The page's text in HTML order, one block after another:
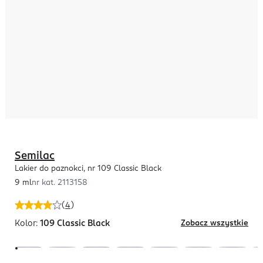
(4 )
Semilac
Lakier do paznokci, nr 109 Classic Black
9 mlnr kat. 2113158
Kolor: 109 Classic Black Zobacz wszystkie